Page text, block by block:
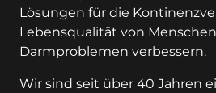
Lösungen für die
Lebensqualität von
Darmproblemen verbessern.
Wir sind seit über 40 Jahren